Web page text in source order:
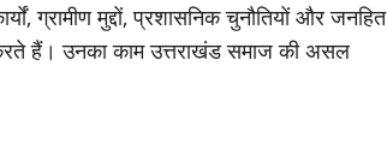
ग्रामीण मुद्दों, प्रशासनिक चुनौतियों और जनहित
करते हैं। उनका काम उत्तराखंड समाज की असल